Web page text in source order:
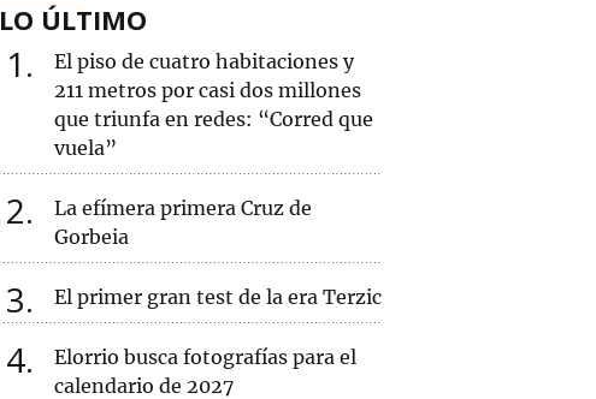
LO ÚLTIMO
1
El piso de cuatro habitaciones y
211 metros por casi dos millones
que triunfa en redes: “Corred que
vuela”
2
La efímera primera Cruz de
Gorbeia
3 El primer gran test de la era Terzic
4
Elorrio busca fotografías para el
calendario de 2027